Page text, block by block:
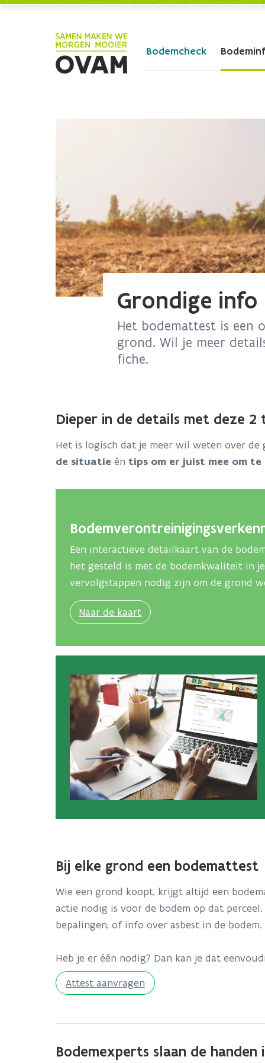
Bodemcheck
Grondige
Het bodemattest is een
grond. Wil je meer
fiche.
Dieper in de details met deze
Het is logisch dat je meer wil weten over
de situatie én tips om er juist mee om te
Een interactieve detailkaart van de
het gesteld is met de bodemkwaliteit in
vervolgstappen nodig zijn om de grond
Naar de kaart
Bij elke grond een bodemattest
Wie een grond koopt, krijgt altijd een
actie nodig is voor de bodem op dat
bepalingen, of info over asbest in de bodem.
Heb je er één nodig? Dan kan je dat
Attest aanvragen
Bodemexperts slaan de